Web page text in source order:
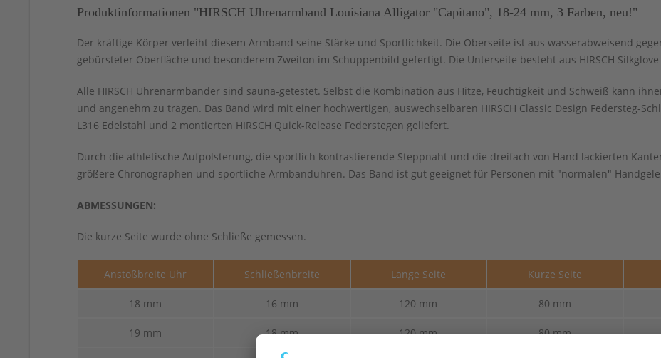
Produktinformationen "HIRSCH Uhrenarmband Louisiana Alligator "Capitano", 18-24 mm, 3 Farben, neu!"
Der kräftige Körper verleiht diesem Armband seine Stärke und Sportlichkeit. Die Oberseite ist aus wasserabweisend
gebürsteter Oberfläche und besonderem Zweiton im Schuppenbild gefertigt. Die Unterseite besteht aus HIRSCH
Alle HIRSCH Uhrenarmbänder sind sauna-getestet. Selbst die Kombination aus Hitze, Feuchtigkeit und Schweiß kann
und angenehm zu tragen. Das Band wird mit einer hochwertigen, auswechselbaren HIRSCH Classic Design Federsteg-
L316 Edelstahl und 2 montierten HIRSCH Quick-Release Federstegen geliefert.
Durch die athletische Aufpolsterung, die sportlich kontrastierende Steppnaht und die dreifach von Hand lackierten
größere Chronographen und sportliche Armbanduhren. Das Band ist gut geeignet für Personen mit "normalen"
ABMESSUNGEN:
Die kurze Seite wurde ohne Schließe gemessen.
Anstoßbreite Uhr Schließenbreite Lange Seite Kurze Seite
18 mm 16 mm 120 mm 80 mm
19 mm 18 mm 120 mm 80 mm